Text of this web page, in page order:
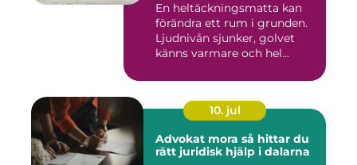
En heltäckningsmatta kan
förändra ett rum i grunden.
Ljudnivån sjunker, golvet
känns varmare och hel...
10. jul
Advokat mora så hittar du
rätt juridisk hjälp i dalarna